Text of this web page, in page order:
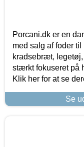
Porcani.dk er en
med salg af foder
kradsebræt,
stærkt fokuseret på
Klik her for at se
Se